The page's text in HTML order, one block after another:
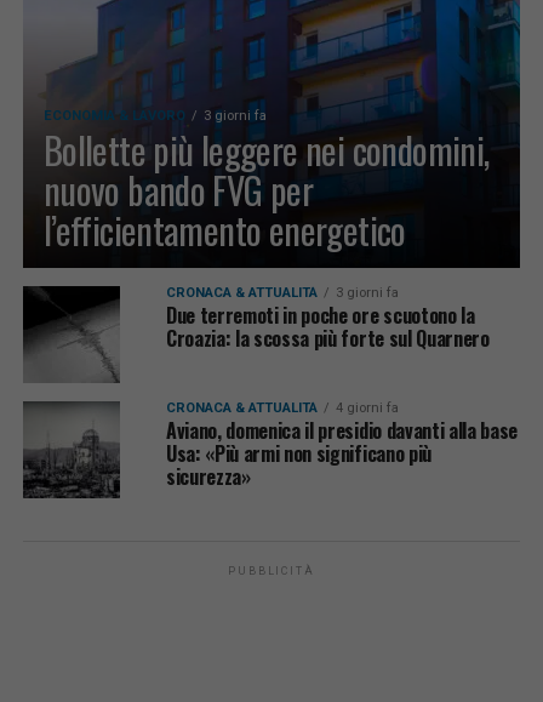
ECONOMIA & LAVORO 3 giorni fa
Bollette più leggere nei condomini,
nuovo bando FVG per
l’efficientamento energetico
CRONACA & ATTUALITÀ 3 giorni fa
Due terremoti in poche ore scuotono la
Croazia: la scossa più forte sul Quarnero
CRONACA & ATTUALITÀ 4 giorni fa
Aviano, domenica il presidio davanti alla base
Usa: «Più armi non significano più
sicurezza»
PUBBLICITÀ